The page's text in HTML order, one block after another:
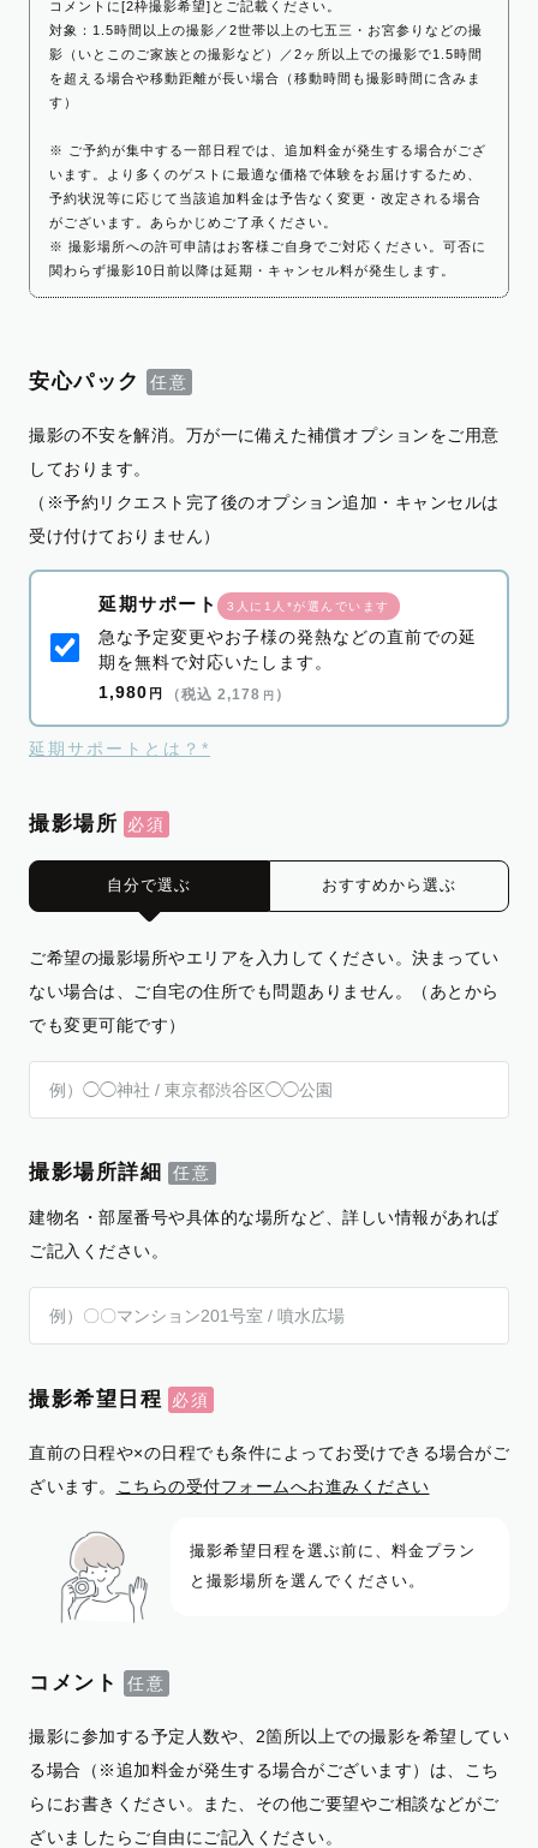
コメントに[2枠撮影希望]とご記載ください。
対象：1.5時間以上の撮影／2世帯以上の七五三・お宮参りなどの撮
影（いとこのご家族との撮影など）／2ヶ所以上での撮影で1.5時間
を超える場合や移動距離が長い場合（移動時間も撮影時間に含みま
す）
※ ご予約が集中する一部日程では、追加料金が発生する場合がござ
います。より多くのゲストに最適な価格で体験をお届けするため、
予約状況等に応じて当該追加料金は予告なく変更・改定される場合
がございます。あらかじめご了承ください。
※ 撮影場所への許可申請はお客様ご自身でご対応ください。可否に
関わらず撮影10日前以降は延期・キャンセル料が発生します。
安心パック
撮影の不安を解消。万が一に備えた補償オプションをご用意
しております。
（※予約リクエスト完了後のオプション追加・キャンセルは
受け付けておりません）
延期サポート 3人に1人*が選んでいます
急な予定変更やお子様の発熱などの直前での延
期を無料で対応いたします。
1,980 円 （税込 2,178 円 ）
延期サポートとは？*
撮影場所
自分で選ぶ おすすめから選ぶ
ご希望の撮影場所やエリアを入力してください。決まってい
ない場合は、ご自宅の住所でも問題ありません。（あとから
でも変更可能です）
撮影場所詳細
建物名・部屋番号や具体的な場所など、詳しい情報があれば
ご記入ください。
撮影希望日程
直前の日程や×の日程でも条件によってお受けできる場合がご
ざいます。
こちらの受付フォームへお進みください
撮影希望日程を選ぶ前に、料金プラン
と撮影場所を選んでください。
コメント
撮影に参加する予定人数や、2箇所以上での撮影を希望してい
る場合（※追加料金が発生する場合がございます）は、こち
らにお書きください。また、その他ご要望やご相談などがご
ざいましたらご自由にご記入ください。